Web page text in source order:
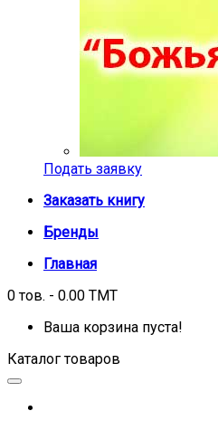
Подать заявку
Заказать книгу
Бренды
Главная
0 тов. - 0.00 TMT
Ваша корзина пуста!
Каталог товаров